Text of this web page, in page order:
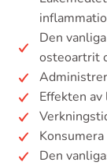
Den
osteoartrit
Effekten
Den